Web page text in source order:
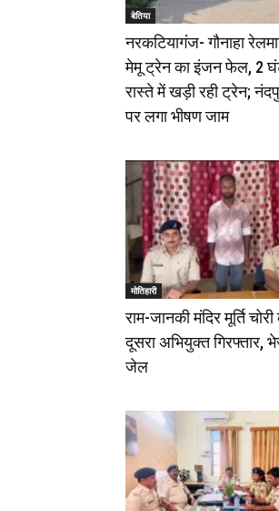
बेतिया
नरकटियागंज- गौनाहा
मेमू ट्रेन का इंजन फेल, 2
रास्ते में खड़ी रही ट्रेन;
पर लगा भीषण जाम
मोतिहारी
राम-जानकी मंदिर मूर्ति
दूसरा अभियुक्त गिरफ्तार,
जेल